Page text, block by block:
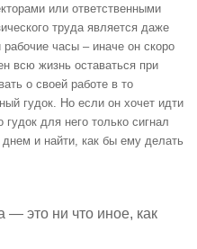
или ответственными
труда является даже
часы – иначе он скоро
всю жизнь оставаться при
о своей работе в то
гудок. Но если он хочет идти
гудок для него только сигнал
и найти, как бы ему делать
— это ни что иное, как